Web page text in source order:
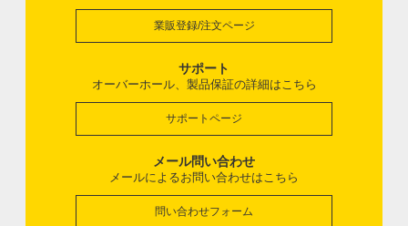
業販登録/注文ページ
サポート
オーバーホール、製品保証の詳細はこちら
サポートページ
メール問い合わせ
メールによるお問い合わせはこちら
問い合わせフォーム